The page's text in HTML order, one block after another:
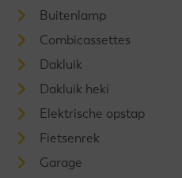
Buitenlamp
Combicassettes
Dakluik
Dakluik heki
Elektrische opstap
Fietsenrek
Garage